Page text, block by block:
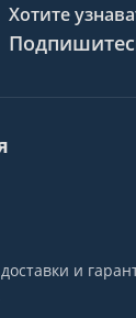
Хотите
и